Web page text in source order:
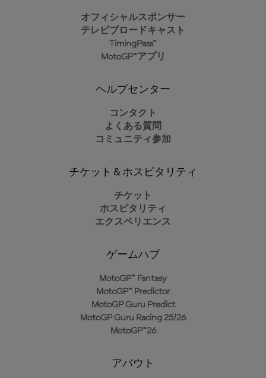
オフィシャルスポンサー
テレビブロードキャスト
TimingPass™
MotoGP™アプリ
ヘルプセンター
コンタクト
よくある質問
コミュニティ参加
チケット＆ホスピタリティ
チケット
ホスピタリティ
エクスペリエンス
ゲームハブ
MotoGP™ Fantasy
MotoGP™ Predictor
MotoGP Guru Predict
MotoGP Guru Racing 25/26
MotoGP™26
アバウト